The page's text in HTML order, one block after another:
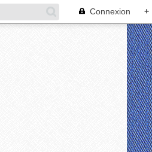
Connexion +